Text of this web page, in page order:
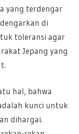
yang terdengar
di
toleransi agar
Jepang yang
hal, bahwa
kunci untuk
dihargai.